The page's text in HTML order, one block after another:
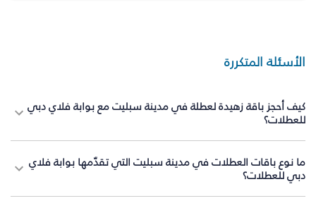
الأسئلة المتكررة
كيف أحجز باقة زهيدة لعطلة في مدينة سبليت مع بوابة فلاي دبي
للعطلات؟
ما نوع باقات العطلات في مدينة سبليت التي تقدّمها بوابة فلاي
دبي للعطلات؟